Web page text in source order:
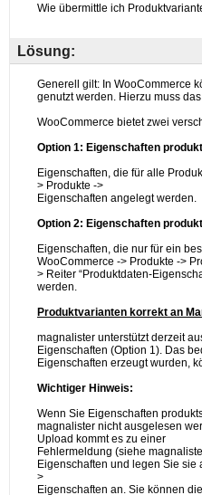
Lösung: